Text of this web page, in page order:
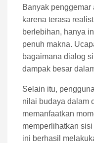
Banyak
karena terasa
berlebihan, hanya
penuh makna.
bagaimana dialog
dampak besar
Selain itu,
nilai budaya dalam
memanfaatkan
memperlihatkan
ini berhasil